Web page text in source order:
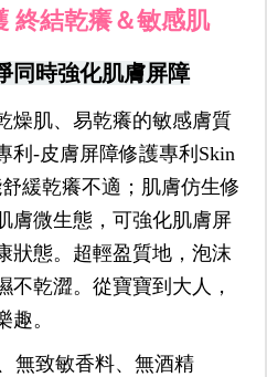
終結乾癢＆敏感肌
同時強化肌膚屏障
燥肌、易乾癢的敏感膚質
利-皮膚屏障修護專利Skin
緩乾癢不適；肌膚仿生修
膚微生態，可強化肌膚屏
狀態。超輕盈質地，泡沫
不乾澀。從寶寶到大人，
。
無致敏香料、無酒精